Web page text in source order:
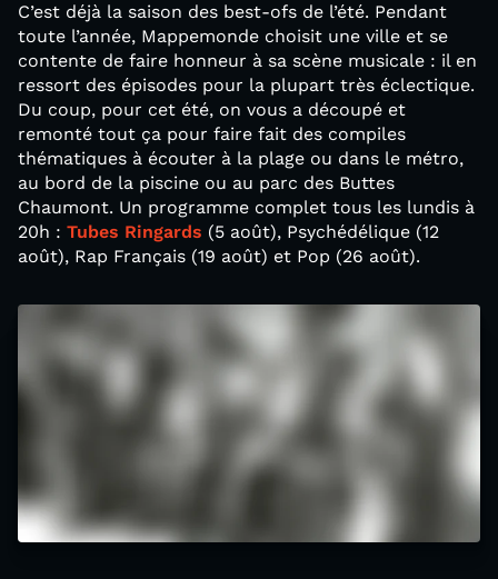
C’est déjà la saison des best-ofs de l’été. Pendant
toute l’année, Mappemonde choisit une ville et se
contente de faire honneur à sa scène musicale : il en
ressort des épisodes pour la plupart très éclectique.
Du coup, pour cet été, on vous a découpé et
remonté tout ça pour faire fait des compiles
thématiques à écouter à la plage ou dans le métro,
au bord de la piscine ou au parc des Buttes
Chaumont. Un programme complet tous les lundis à
20h : Tubes Ringards (5 août), Psychédélique (12
août), Rap Français (19 août) et Pop (26 août).